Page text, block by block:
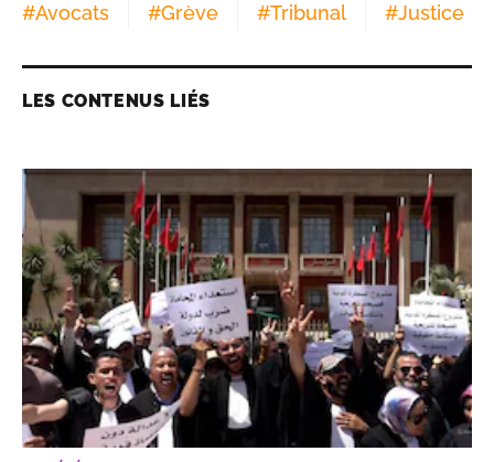
#Avocats #Grève #Tribunal #Justice
LES CONTENUS LIÉS